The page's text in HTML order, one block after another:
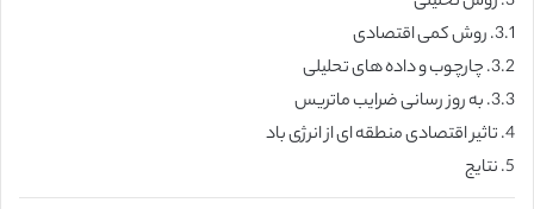
3.1. روش کمی اقتصادی
3.2. چارچوب و داده های تحلیلی
3.3. به روز رسانی ضرایب ماتریس
4. تاثیر اقتصادی منطقه ای از انرژی باد
5. نتایج